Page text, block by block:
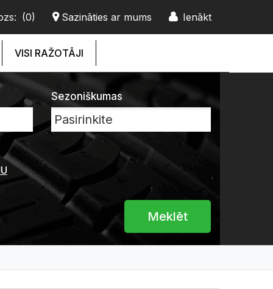
Ienākt
Sazināties ar mums
(0)
VISI RAŽOTĀJI
Sezoniškumas